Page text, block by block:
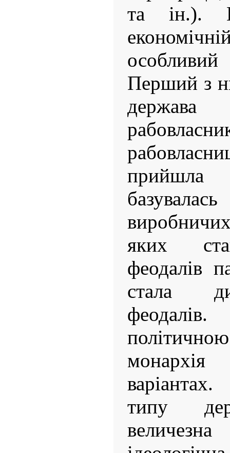
та ін.).
Перший з
держава
яких
феодалів
стала
монархія
типу